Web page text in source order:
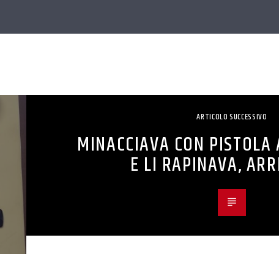
ARTICOLO SUCCESSIVO
MINACCIAVA CON
E LI RAPINAVA,